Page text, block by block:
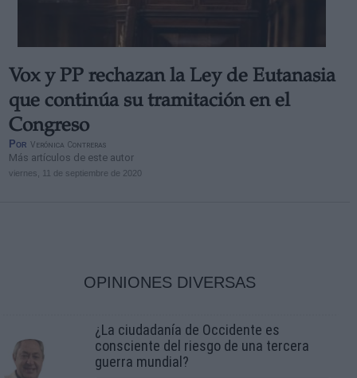
Vox y PP rechazan la Ley de Eutanasia
que continúa su tramitación en el
Congreso
Por Verónica Contreras
Más artículos de este autor
viernes, 11 de septiembre de 2020
OPINIONES DIVERSAS
¿La ciudadanía de Occidente es
consciente del riesgo de una tercera
guerra mundial?